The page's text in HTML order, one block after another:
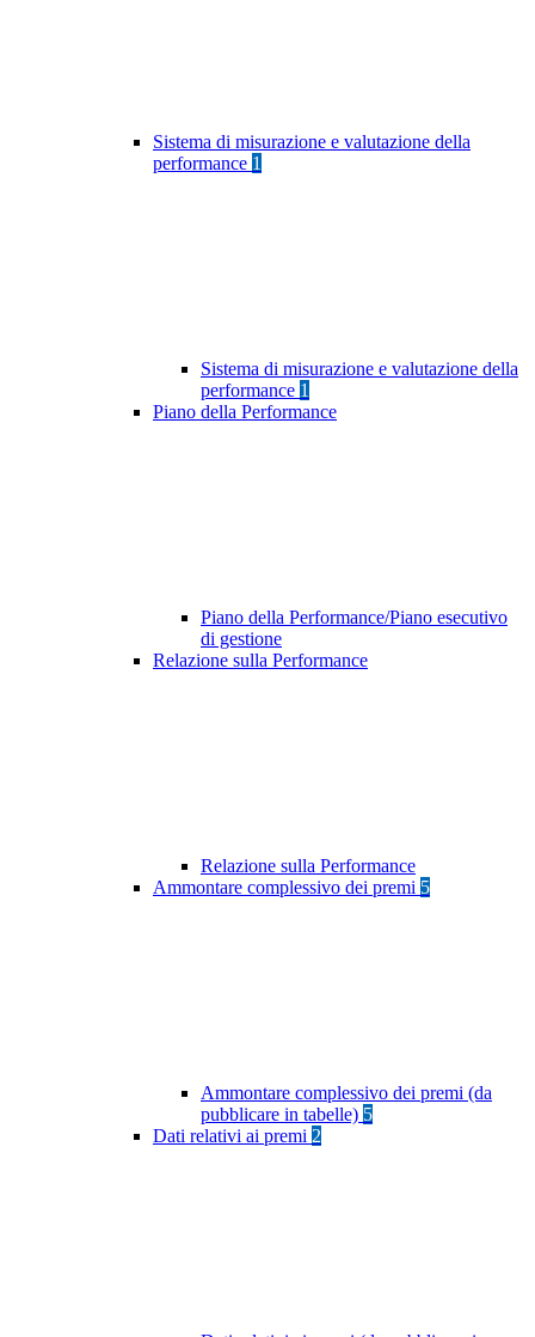
Sistema di misurazione e valutazione della
performance 1
Sistema di misurazione e valutazione della
performance 1
Piano della Performance
Piano della Performance/Piano esecutivo
di gestione
Relazione sulla Performance
Relazione sulla Performance
Ammontare complessivo dei premi 5
Ammontare complessivo dei premi (da
pubblicare in tabelle) 5
Dati relativi ai premi 2